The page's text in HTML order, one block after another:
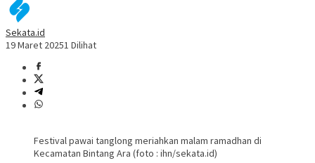
Sekata.id
19 Maret 20251 Dilihat
Festival pawai tanglong meriahkan malam ramadhan di
Kecamatan Bintang Ara (foto : ihn/sekata.id)